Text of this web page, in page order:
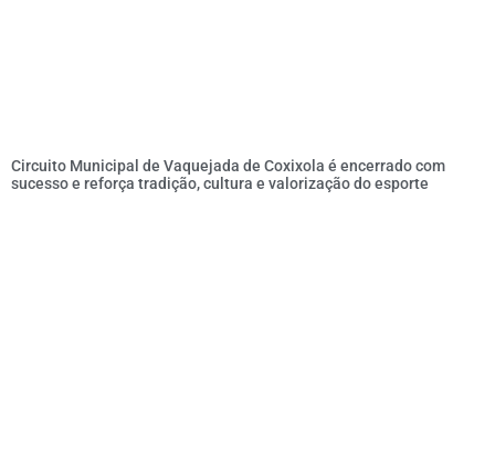
Circuito Municipal de Vaquejada de Coxixola é encerrado com
sucesso e reforça tradição, cultura e valorização do esporte